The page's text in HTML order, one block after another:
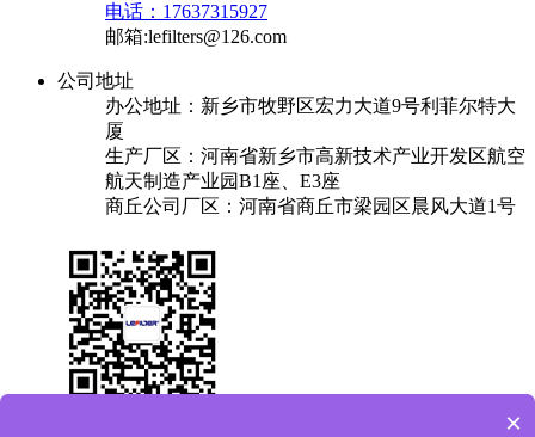
电话：17637315927
邮箱:lefilters@126.com
公司地址
办公地址：新乡市牧野区宏力大道9号利菲尔特大
厦
生产厂区：河南省新乡市高新技术产业开发区航空
航天制造产业园B1座、E3座
商丘公司厂区：河南省商丘市梁园区晨风大道1号
×